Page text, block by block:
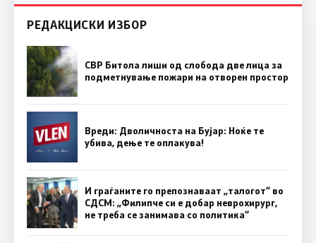
РЕДАКЦИСКИ ИЗБОР
СВР Битола лиши од слобода две лица за
подметнување пожари на отворен простор
Вреди: Дволичноста на Бујар: Ноќе те
убива, дење те оплакува!
И граѓаните го препознаваат „талогот“ во
СДСМ: „Филипче си е добар неврохирург,
не треба се занимава со политика“